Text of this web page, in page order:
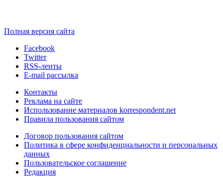
Полная версия сайта
Facebook
Twitter
RSS-ленты
E-mail рассылка
Контакты
Реклама на сайте
Использование материалов korrespondent.net
Правила пользования сайтом
Договор пользования сайтом
Политика в сфере конфиденциальности и персональных
данных
Пользовательское соглашение
Редакция